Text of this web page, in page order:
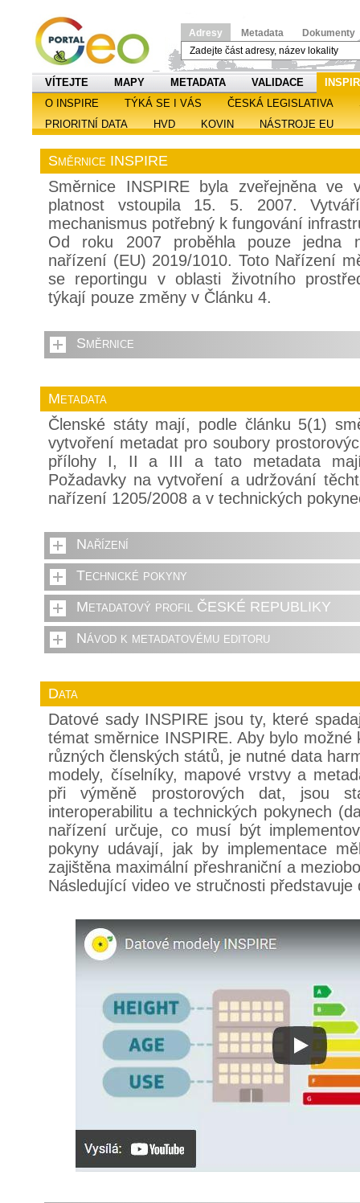
Adresy Metadata Dokumenty
VÍTEJTE MAPY METADATA VALIDACE
O INSPIRE
TÝKÁ SE I VÁS ČESKÁ LEGISLATIVA
PRIORITNÍ DATA
HVD KOVIN NÁSTROJE EU
Směrnice INSPIRE
Směrnice INSPIRE byla zveřejněna
platnost vstoupila 15. 5. 2007.
mechanismus potřebný k fungování
Od roku 2007 proběhla pouze jedna
nařízení (EU) 2019/1010. Toto Nařízení
se reportingu v oblasti životního
týkají pouze změny v Článku 4.
Směrnice
Metadata
Členské státy mají, podle článku 5(1)
vytvoření metadat pro soubory
přílohy I, II a III a tato metadata mají
Požadavky na vytvoření a udržování
nařízení 1205/2008 a v technických
Nařízení
Technické pokyny
Metadatový profil ČESKÉ REPUBLIKY
Návod k metadatovému editoru
Data
Datové sady INSPIRE jsou ty, které
témat směrnice INSPIRE. Aby bylo
různých členských států, je nutné data
modely, číselníky, mapové vrstvy a
při výměně prostorových dat, jsou
interoperabilitu a technických pokynech
nařízení určuje, co musí být
pokyny udávají, jak by implementace
zajištěna maximální přeshraniční a
Následující video ve stručnosti představuje